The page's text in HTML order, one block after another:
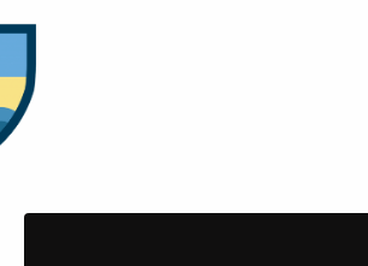
to
content